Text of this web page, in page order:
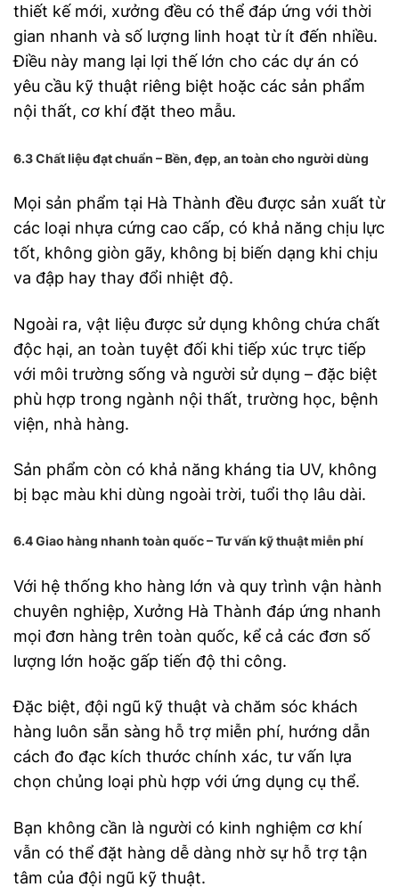
thiết kế mới, xưởng đều có thể đáp ứng với thời
gian nhanh và số lượng linh hoạt từ ít đến nhiều.
Điều này mang lại lợi thế lớn cho các dự án có
yêu cầu kỹ thuật riêng biệt hoặc các sản phẩm
nội thất, cơ khí đặt theo mẫu.
6.3 Chất liệu đạt chuẩn – Bền, đẹp, an toàn cho người dùng
Mọi sản phẩm tại Hà Thành đều được sản xuất từ
các loại nhựa cứng cao cấp, có khả năng chịu lực
tốt, không giòn gãy, không bị biến dạng khi chịu
va đập hay thay đổi nhiệt độ.
Ngoài ra, vật liệu được sử dụng không chứa chất
độc hại, an toàn tuyệt đối khi tiếp xúc trực tiếp
với môi trường sống và người sử dụng – đặc biệt
phù hợp trong ngành nội thất, trường học, bệnh
viện, nhà hàng.
Sản phẩm còn có khả năng kháng tia UV, không
bị bạc màu khi dùng ngoài trời, tuổi thọ lâu dài.
6.4 Giao hàng nhanh toàn quốc – Tư vấn kỹ thuật miễn phí
Với hệ thống kho hàng lớn và quy trình vận hành
chuyên nghiệp, Xưởng Hà Thành đáp ứng nhanh
mọi đơn hàng trên toàn quốc, kể cả các đơn số
lượng lớn hoặc gấp tiến độ thi công.
Đặc biệt, đội ngũ kỹ thuật và chăm sóc khách
hàng luôn sẵn sàng hỗ trợ miễn phí, hướng dẫn
cách đo đạc kích thước chính xác, tư vấn lựa
chọn chủng loại phù hợp với ứng dụng cụ thể.
Bạn không cần là người có kinh nghiệm cơ khí
vẫn có thể đặt hàng dễ dàng nhờ sự hỗ trợ tận
tâm của đội ngũ kỹ thuật.